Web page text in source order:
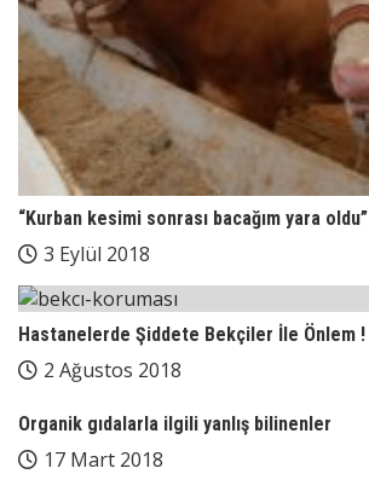
“Kurban kesimi sonrası bacağım yara oldu”
3 Eylül 2018
Hastanelerde Şiddete Bekçiler İle Önlem !
2 Ağustos 2018
Organik gıdalarla ilgili yanlış bilinenler
17 Mart 2018